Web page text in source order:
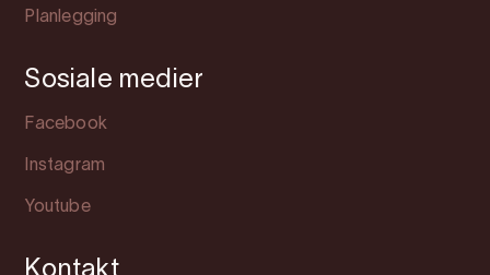
Planlegging
Sosiale medier
Facebook
Instagram
Youtube